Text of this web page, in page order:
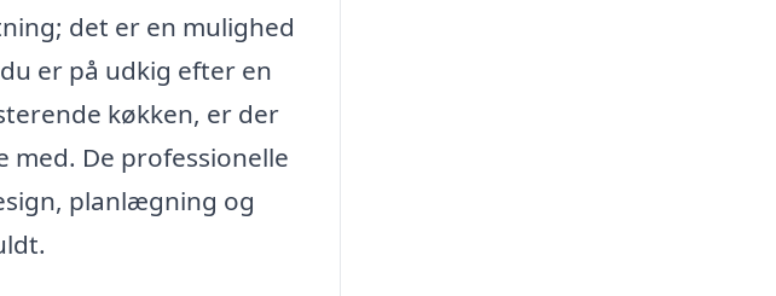
det er en mulighed
er på udkig efter en
køkken, er der
med. De professionelle
planlægning og